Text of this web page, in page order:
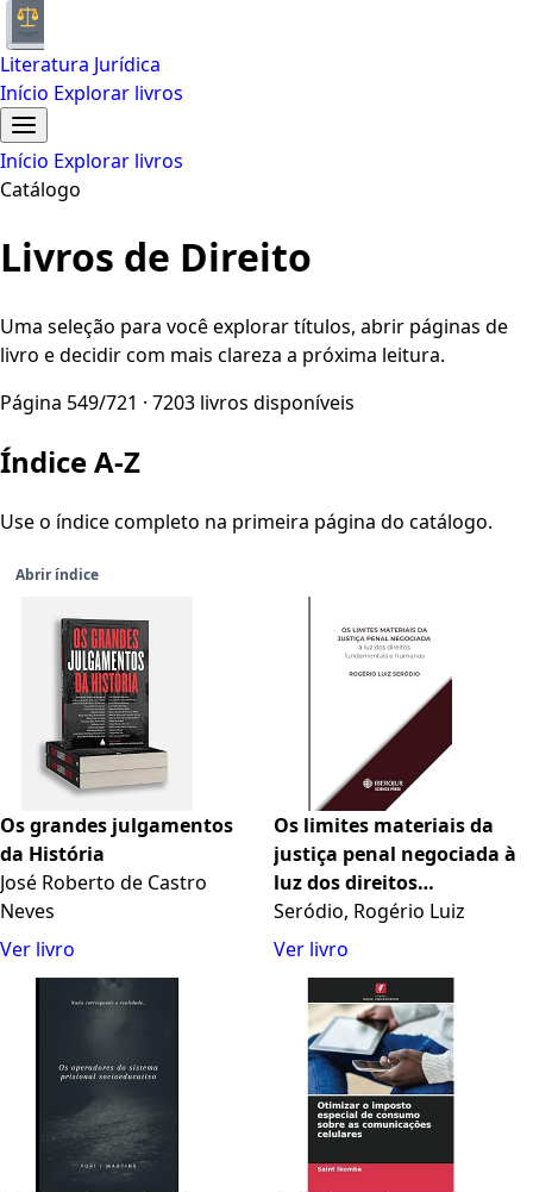
Literatura Jurídica
Início Explorar livros
Início Explorar livros
Catálogo
Livros de Direito
Uma seleção para você explorar títulos, abrir páginas de
livro e decidir com mais clareza a próxima leitura.
Página 549/721 · 7203 livros disponíveis
Índice A-Z
Use o índice completo na primeira página do catálogo.
Abrir índice
Os grandes julgamentos
da História
José Roberto de Castro
Neves
Ver livro
Os limites materiais da
justiça penal negociada à
luz dos direitos
fundamentais e humanos
(Portuguese Edition)
Seródio, Rogério Luiz
Ver livro